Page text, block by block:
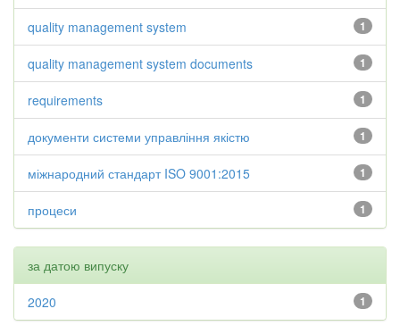
1
quality management system
1
quality management system documents
1
requirements
1
документи системи управління якістю
1
міжнародний стандарт ISO 9001:2015
1
процеси
за датою випуску
1
2020